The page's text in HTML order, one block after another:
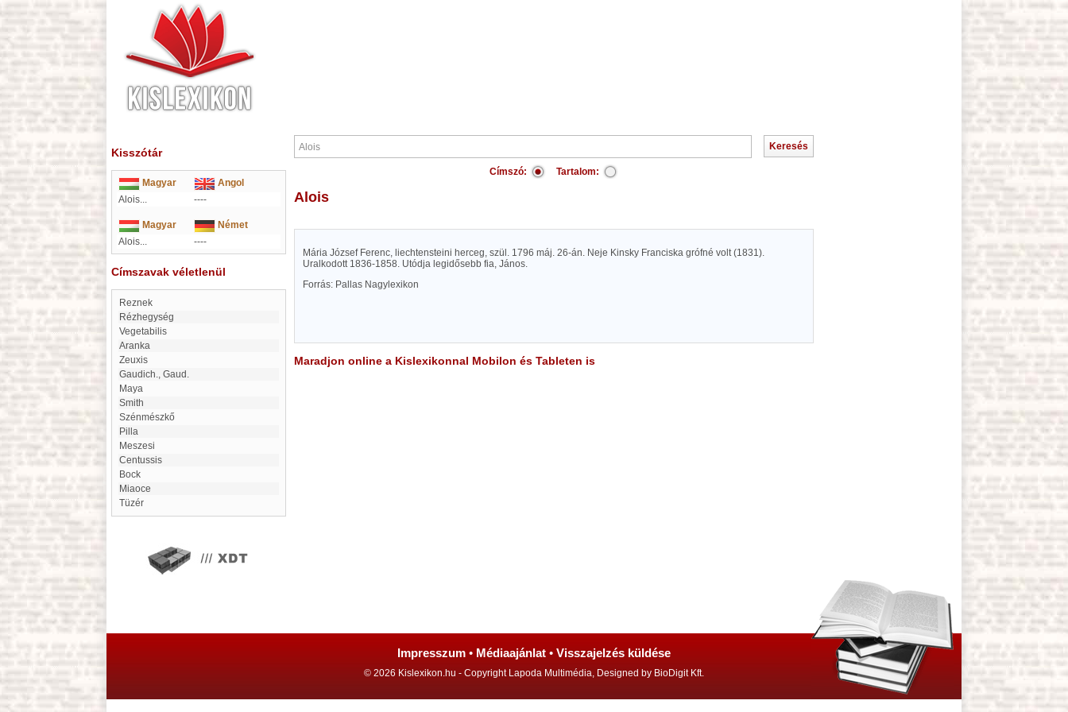
Kisszótár
Magyar
Angol
Alois...
----
Magyar
Német
Alois...
----
Címszavak véletlenül
reznek
Rézhegység
Vegetabilis
Aranka
Zeuxis
Gaudich., Gaud.
Maya
Smith
Szénmészkő
Pilla
Meszesi
Centussis
Bock
Miaoce
Tüzér
Címszó: Tartalom:
Alois
Mária József Ferenc, liechtensteini herceg, szül. 1796 máj. 26-án. Neje Kinsky Franciska grófné volt (1831).
Uralkodott 1836-1858. Utódja legidősebb fia, János.
Forrás: Pallas Nagylexikon
Maradjon online a Kislexikonnal Mobilon és Tableten is
Impresszum • Médiaajánlat • Visszajelzés küldése
© 2026 Kislexikon.hu - Copyright Lapoda Multimédia, Designed by BioDigit Kft.